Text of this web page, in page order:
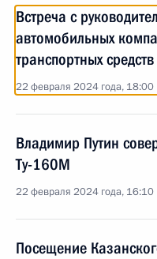
Встреча с
автомобильных
транспортных средств
22 февраля 2024 года, 18:00
Владимир Путин
Ту-160М
22 февраля 2024 года, 16:10
Посещение